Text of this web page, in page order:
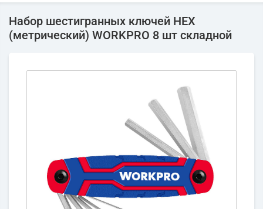
Набор шестигранных ключей HEX
(метрический) WORKPRO 8 шт складной